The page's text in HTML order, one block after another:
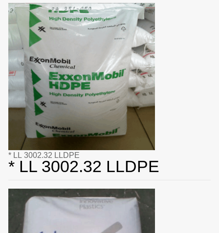
* LL 3002.32 LLDPE
* LL 3002.32 LLDPE